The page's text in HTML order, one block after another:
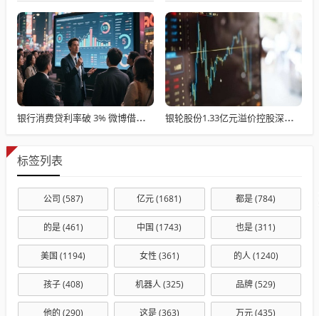
银行消费贷利率破 3% 微博借钱实际年化超 36%？互联网小贷利率乱象调查 银轮股份1.33亿元溢价控股深蓝股份 年内股价已涨超八成
标签列表
公司 (587) 亿元(1681) 都是(784)
的是(461) 中国 (1743) 也是(311)
美国 (1194) 女性 (361) 的人(1240)
孩子(408) 机器人(325) 品牌(529)
他的 (290) 这是(363) 万元(435)